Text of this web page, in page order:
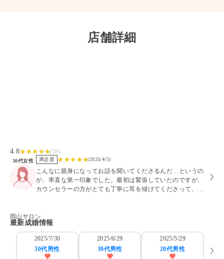
店舗詳細
4.8 (18)
30代女性 満足度 (2025/4/5)
こんなに親身になってお話を聞いてくださるんだ…というの
が、率直な第一印象でした。最初は緊張していたのですが、
カウンセラーの方がとても丁寧に耳を傾けてくださって、一
岡山サロン
最新成婚情報
2025/7/30
30代男性
2025/6/29
30代男性
2025/5/29
20代男性